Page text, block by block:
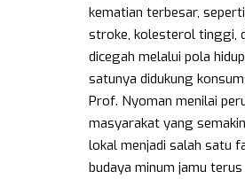
kematian terbesar,
stroke, kolesterol tinggi,
dicegah melalui pola
satunya didukung
Prof. Nyoman menilai
masyarakat yang
lokal menjadi salah satu
budaya minum jamu